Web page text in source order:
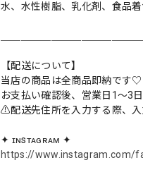
水、水性樹脂、乳化剤、食品
【配送について】
当店の商品は全商品即納です♡︎
お支払い確認後、営業日1〜3
⚠︎配送先住所を入力する際、入
✦ ɪɴsᴛᴀɢʀᴀᴍ ✦
https://www.instagram.com/